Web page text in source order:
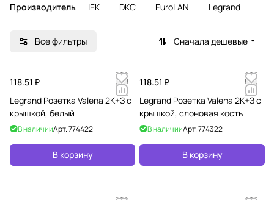
Производитель IEK DKC EuroLAN Legrand
Все фильтры Сначала дешевые
118.51 ₽
Legrand Розетка Valena 2К+З c
крышкой, белый
В наличииАрт.774422
В корзину
118.51 ₽
Legrand Розетка Valena 2К+З с
крышкой, слоновая кость
В наличииАрт.774322
В корзину